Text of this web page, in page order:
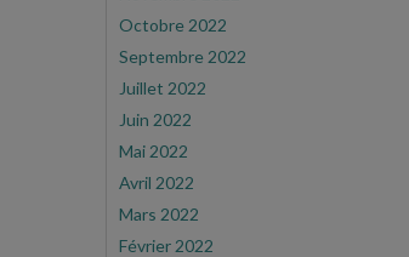
Octobre 2022
Septembre 2022
Juillet 2022
Juin 2022
Mai 2022
Avril 2022
Mars 2022
Février 2022